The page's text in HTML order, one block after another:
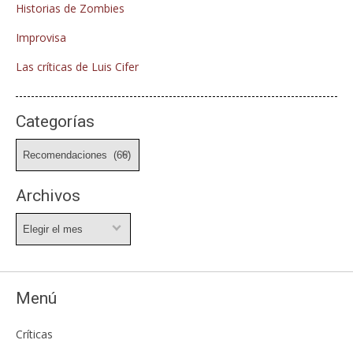
Historias de Zombies
Improvisa
Las críticas de Luis Cifer
Categorías
Archivos
Menú
Críticas